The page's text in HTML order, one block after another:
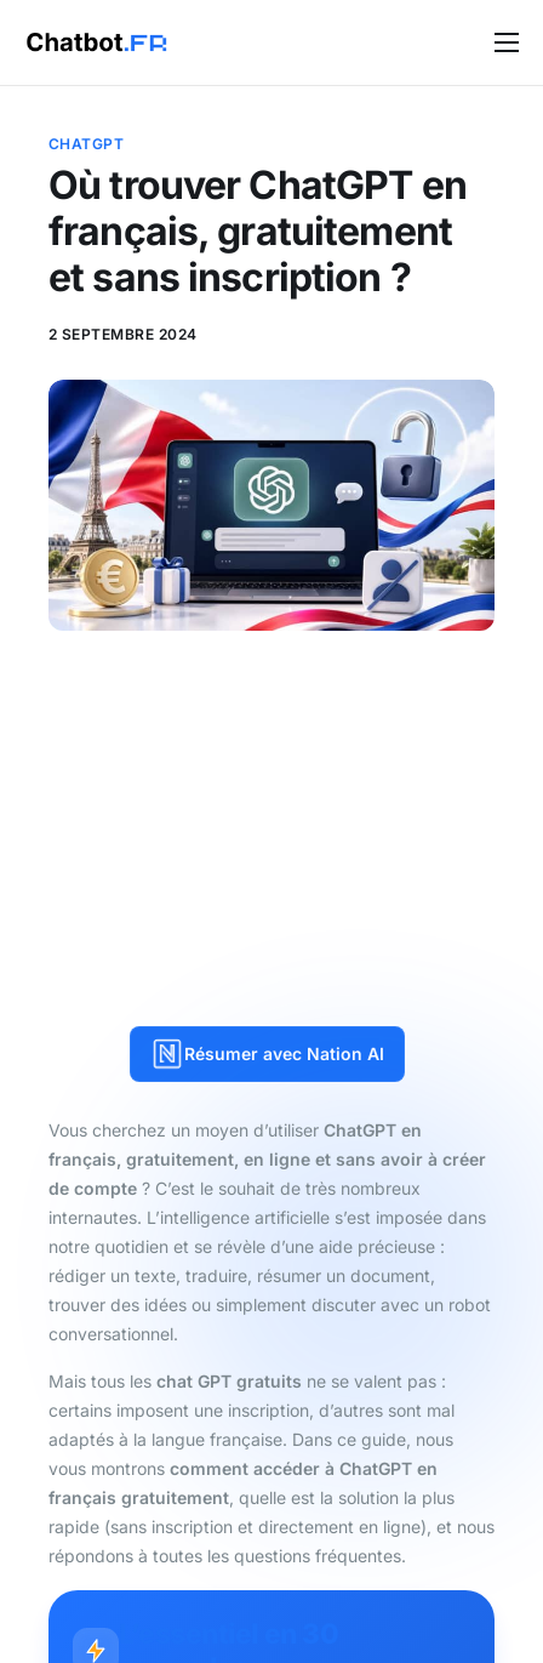
Solutions
Blog
Contact
CHATGPT
Où trouver ChatGPT en
français, gratuitement
et sans inscription ?
2 SEPTEMBRE 2024
Résumer avec Nation AI
Vous cherchez un moyen d’utiliser ChatGPT en
français, gratuitement, en ligne et sans avoir à créer
de compte ? C’est le souhait de très nombreux
internautes. L’intelligence artificielle s’est imposée dans
notre quotidien et se révèle d’une aide précieuse :
rédiger un texte, traduire, résumer un document,
trouver des idées ou simplement discuter avec un robot
conversationnel.
Mais tous les chat GPT gratuits ne se valent pas :
certains imposent une inscription, d’autres sont mal
adaptés à la langue française. Dans ce guide, nous
vous montrons comment accéder à ChatGPT en
français gratuitement , quelle est la solution la plus
rapide (sans inscription et directement en ligne), et nous
répondons à toutes les questions fréquentes.